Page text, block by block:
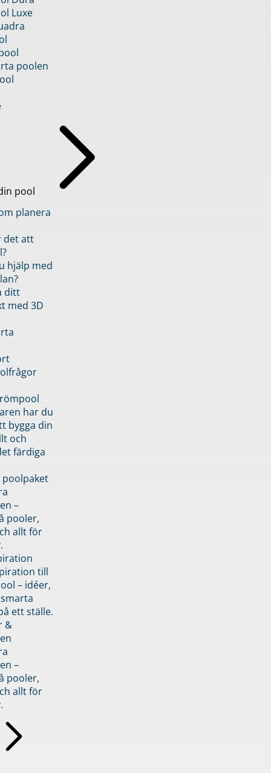
Luxe
poolen
pool
planera
det att
hjälp med
ditt
med 3D
har du
bygga din
och
färdiga
–
pooler,
allt för
till
– idéer,
ett ställe.
&
–
pooler,
allt för